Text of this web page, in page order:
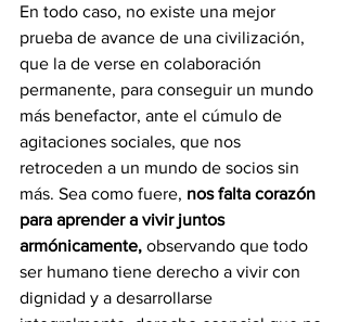
En todo caso, no existe una mejor
prueba de avance de una civilización,
que la de verse en colaboración
permanente, para conseguir un mundo
más benefactor, ante el cúmulo de
agitaciones sociales, que nos
retroceden a un mundo de socios sin
más. Sea como fuere, nos falta corazón
para aprender a vivir juntos
armónicamente, observando que todo
ser humano tiene derecho a vivir con
dignidad y a desarrollarse